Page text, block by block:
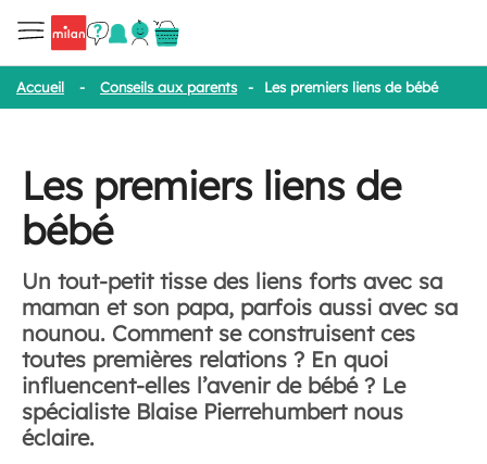
Accueil - Conseils aux parents - Les premiers liens de bébé
Les premiers liens de
bébé
Un tout-petit tisse des liens forts avec sa
maman et son papa, parfois aussi avec sa
nounou. Comment se construisent ces
toutes premières relations ? En quoi
influencent-elles l’avenir de bébé ? Le
spécialiste Blaise Pierrehumbert nous
éclaire.